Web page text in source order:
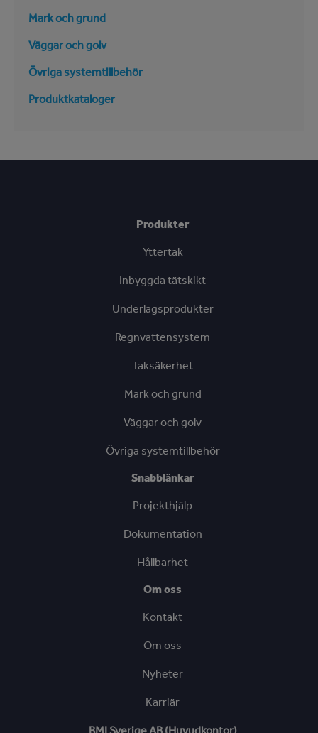
Mark och grund
Väggar och golv
Övriga systemtillbehör
Produktkataloger
Produkter
Yttertak
Inbyggda tätskikt
Underlagsprodukter
Regnvattensystem
Taksäkerhet
Mark och grund
Väggar och golv
Övriga systemtillbehör
Snabblänkar
Projekthjälp
Dokumentation
Hållbarhet
Om oss
Kontakt
Om oss
Nyheter
Karriär
BMI Sverige AB (Huvudkontor)